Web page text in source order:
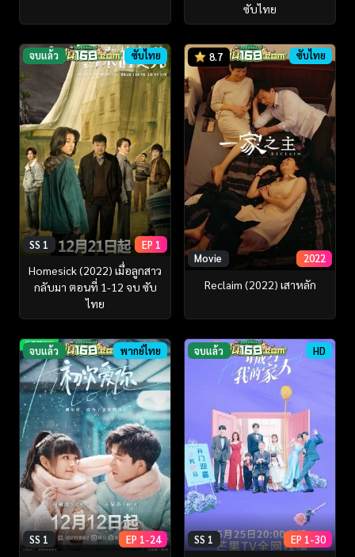
ซับไทย
จบแล้ว ซับไทย
SS 1 EP 1
Homesick (2022) เมื่อลูกสาว
กลับมา ตอนที่ 1-12 จบ ซับ
ไทย
8.7 ซับไทย
Movie 2022
Reclaim (2022) เสาหลัก
จบแล้ว พากย์ไทย
SS 1 EP 1-24
จบแล้ว HD
SS 1 EP 1-30